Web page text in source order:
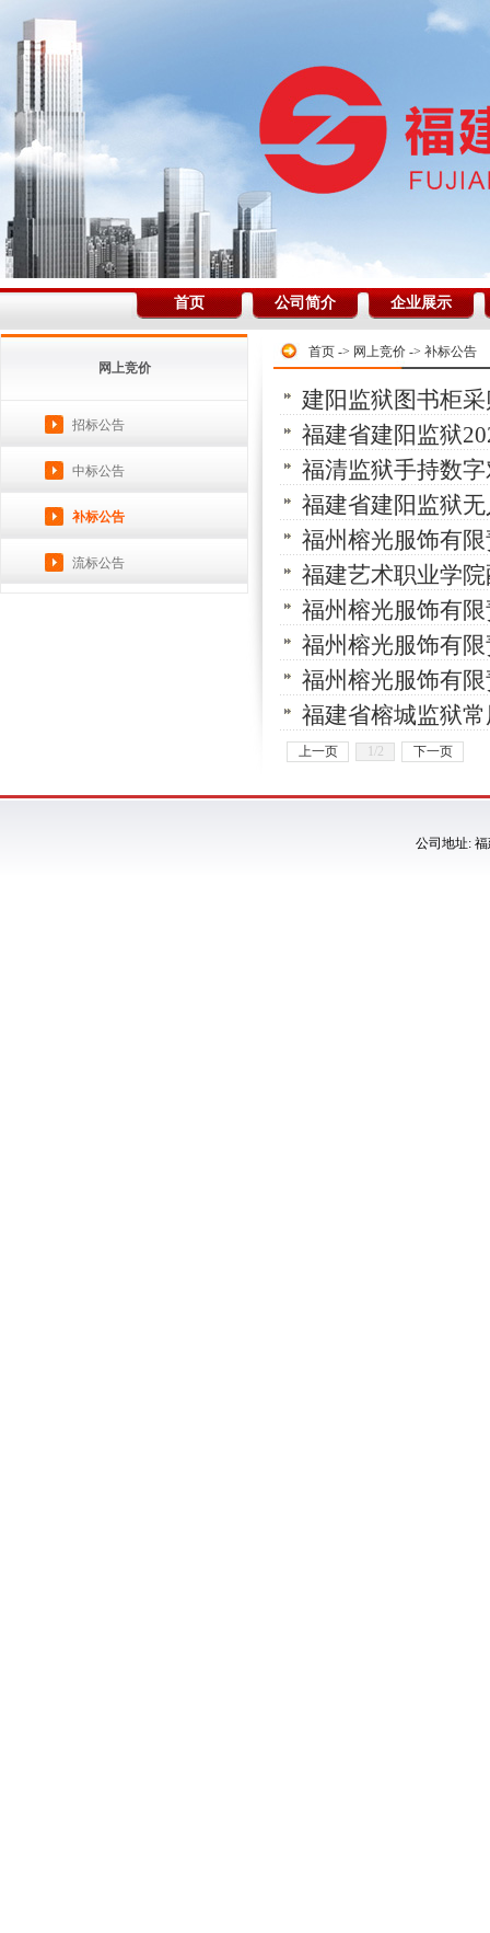
首页 公司简介 企业展示
网上竞价
招标公告
中标公告
补标公告
流标公告
首页 -> 网上竞价 -> 补标公告
建阳监狱图书柜
福建省建阳监狱
福清监狱手持数
福建省建阳监狱
福州榕光服饰有
业安保人员及管
福建艺术职业学
福州榕光服饰有
福州榕光服饰有
福州榕光服饰有
福建省榕城监狱
上一页 1/2 下一页
公司地址: